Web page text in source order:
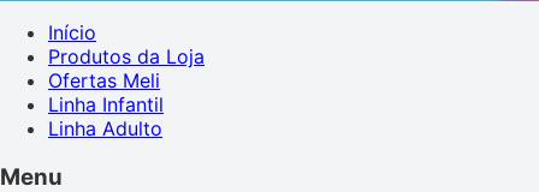
Início
Produtos da Loja
Ofertas Meli
Linha Infantil
Linha Adulto
Menu